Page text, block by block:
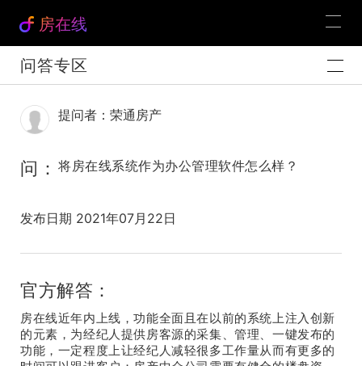
房在线
问答专区
提问者：荣通房产
问： 将房在线系统作为办公管理软件怎么样？
发布日期 2021年07月22日
官方解答：
房在线近年内上线，功能全面且在以前的系统上注入创新
的元素，为经纪人提供房客源的采集、管理、一键发布的
功能，一定程度上让经纪人减轻很多工作量从而有更多的